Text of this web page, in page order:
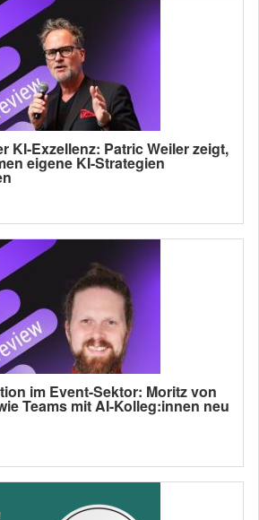
KI-Exzellenz: Patric Weiler zeigt,
eigene KI-Strategien
im Event-Sektor: Moritz von
Teams mit AI-Kolleg:innen neu